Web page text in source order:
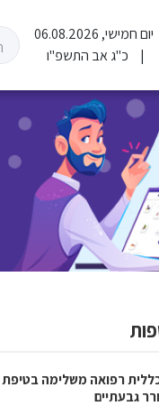
יום חמישי, 06.08.2026
כ"ג אב התשפ"ו
רפואה משלימה בטיפת
גבעתיים